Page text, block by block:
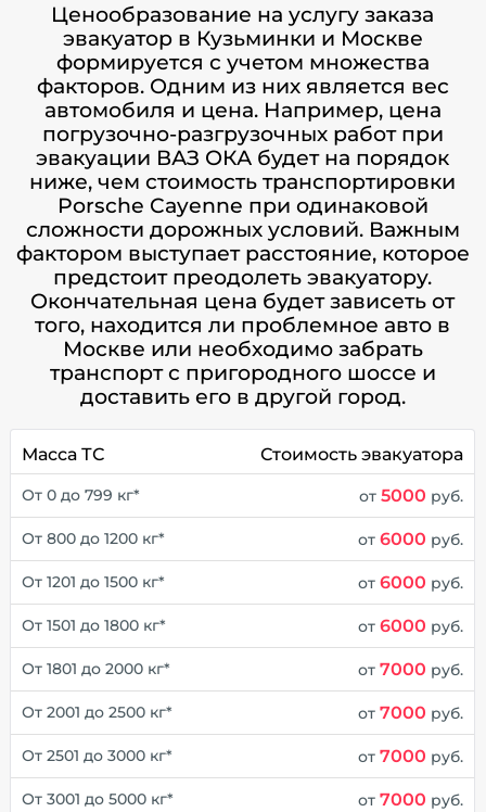
Ценообразование на услугу заказа
эвакуатор в Кузьминки и Москве
формируется с учетом множества
факторов. Одним из них является вес
автомобиля и цена. Например, цена
погрузочно-разгрузочных работ при
эвакуации ВАЗ ОКА будет на порядок
ниже, чем стоимость транспортировки
Porsche Cayenne при одинаковой
сложности дорожных условий. Важным
фактором выступает расстояние, которое
предстоит преодолеть эвакуатору.
Окончательная цена будет зависеть от
того, находится ли проблемное авто в
Москве или необходимо забрать
транспорт с пригородного шоссе и
доставить его в другой город.
Масса ТС Стоимость эвакуатора
От 0 до 799 кг* от5000 руб.
От 800 до 1200 кг* от6000 руб.
От 1201 до 1500 кг* от6000 руб.
От 1501 до 1800 кг* от6000 руб.
От 1801 до 2000 кг* от7000 руб.
От 2001 до 2500 кг* от7000 руб.
От 2501 до 3000 кг* от7000 руб.
От 3001 до 5000 кг* от7000 руб.